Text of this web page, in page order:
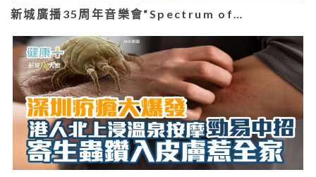
新城廣播35周年音樂會“Spectrum of…